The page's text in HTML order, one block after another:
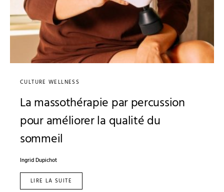
CULTURE WELLNESS
La massothérapie par percussion
pour améliorer la qualité du
sommeil
Ingrid Dupichot
LIRE LA SUITE